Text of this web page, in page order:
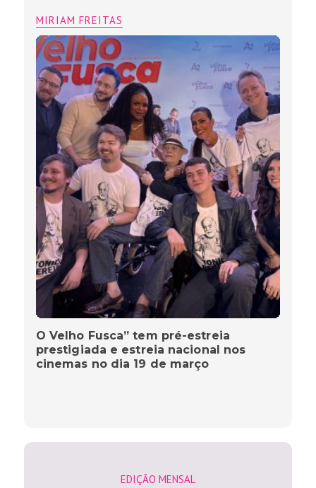
MIRIAM FREITAS
O Velho Fusca” tem pré-estreia
prestigiada e estreia nacional nos
cinemas no dia 19 de março
EDIÇÃO MENSAL